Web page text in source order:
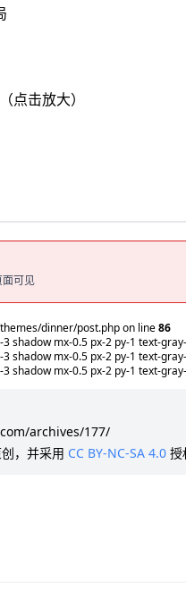
点击放大）
可见
dinner/post.php on line86
shadow mx-0.5 px-2 py-1 text-
shadow mx-0.5 px-2 py-1 text-
shadow mx-0.5 px-2 py-1 text-
archives/177/
，并采用 CC BY-NC-SA 4.0 授